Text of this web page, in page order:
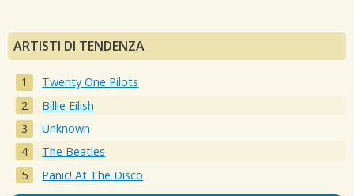
ARTISTI DI TENDENZA
Twenty One Pilots
Billie Eilish
Unknown
The Beatles
Panic! At The Disco